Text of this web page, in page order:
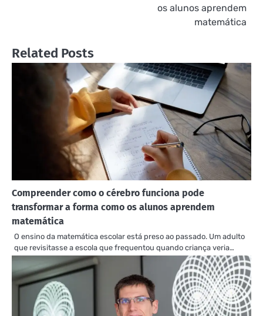
os alunos aprendem
matemática
Related Posts
Compreender como o cérebro funciona pode
transformar a forma como os alunos aprendem
matemática
O ensino da matemática escolar está preso ao passado. Um adulto
que revisitasse a escola que frequentou quando criança veria…